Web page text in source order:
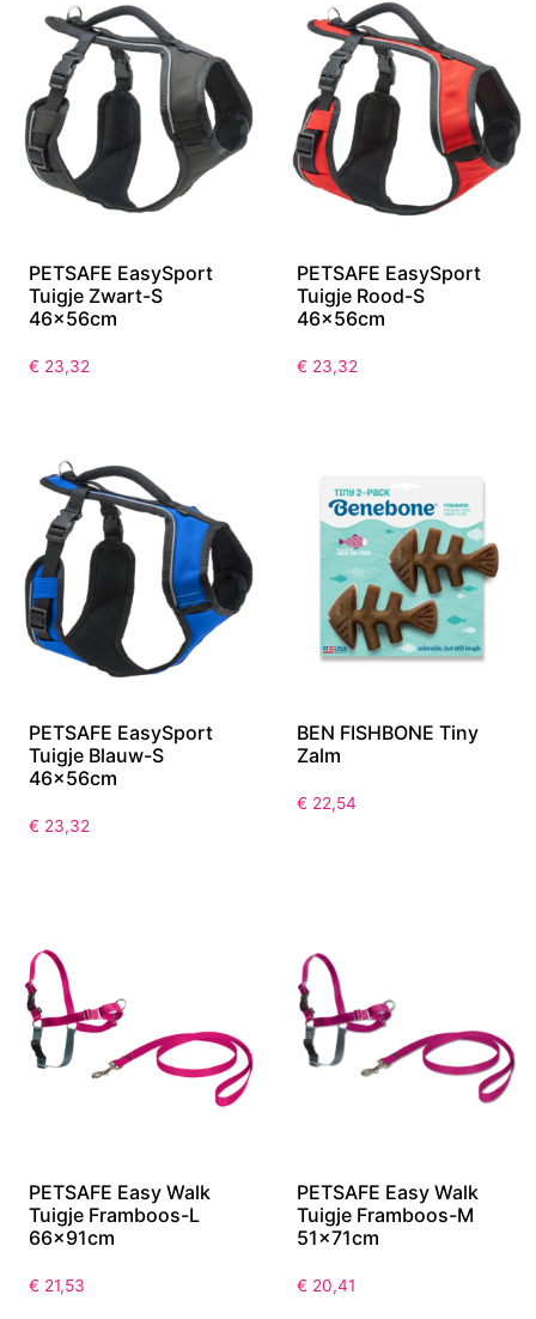
PETSAFE EasySport
Tuigje Zwart-S
46x56cm
€ 23,32
PETSAFE EasySport
Tuigje Rood-S
46x56cm
€ 23,32
PETSAFE EasySport
Tuigje Blauw-S
46x56cm
€ 23,32
BEN FISHBONE Tiny
Zalm
€ 22,54
PETSAFE Easy Walk
Tuigje Framboos-L
66x91cm
€ 21,53
PETSAFE Easy Walk
Tuigje Framboos-M
51x71cm
€ 20,41